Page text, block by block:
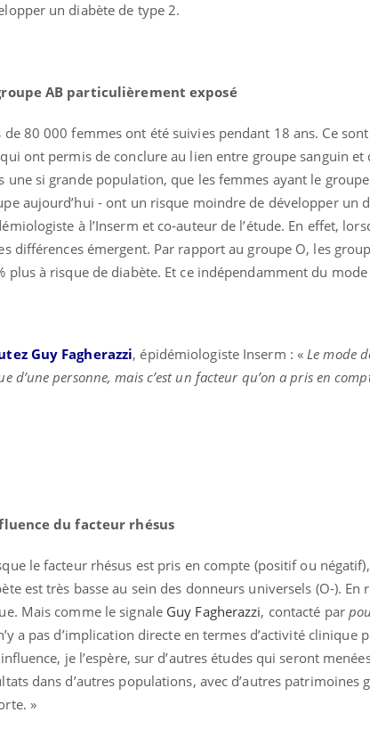
un diabète de type 2.
AB particulièrement exposé
de 80 000 femmes ont été suivies pendant 18 ans. Ce
ont permis de conclure au lien entre groupe sanguin
une si grande population, que les femmes ayant le
aujourd’hui - ont un risque moindre de développer un
à l’Inserm et co-auteur de l’étude. En effet,
différences émergent. Par rapport au groupe O, les
plus à risque de diabète. Et ce indépendamment du
Guy Fagherazzi, épidémiologiste Inserm : « Le mode
d’une personne, mais c’est un facteur qu’on a pris en
du facteur rhésus
le facteur rhésus est pris en compte (positif ou
est très basse au sein des donneurs universels (O-).
Mais comme le signaleGuy Fagherazzi, contacté par
a pas d’implication directe en termes d’activité
je l’espère, sur d’autres études qui seront
dans d’autres populations, avec d’autres patrimoines
»
: comprendre pour
brouillard mental ou
Les symptômes de la
sont multiples ce qui la rend
Insuline & Charge mentale :
osait en parler??Youtube
En 2026, l'insuline dans le
reste entourée d'idées reçues
patients comme parfois chez